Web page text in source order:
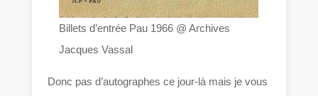
Billets d’entrée Pau 1966 @ Archives
Jacques Vassal
Donc pas d’autographes ce jour-là mais je vous